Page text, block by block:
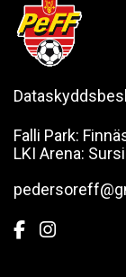
Falli Park:
LKI Arena: